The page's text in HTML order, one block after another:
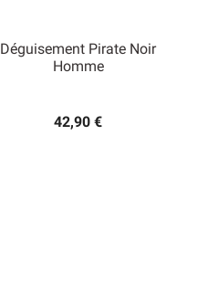
Déguisement Pirate Noir
Homme
42,90 €